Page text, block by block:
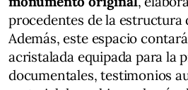
procedentes de la estructura
Además, este espacio
acristalada equipada para la
documentales, testimonios